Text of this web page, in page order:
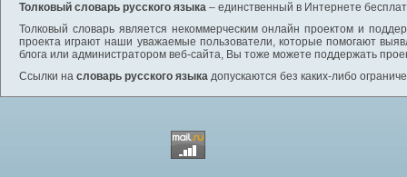
Толковый словарь русского языка – единственный в Интернете
Толковый словарь является некоммерческим онлайн проектом и
проекта играют наши уважаемые пользователи, которые помогают
блога или администратором веб-сайта, Вы тоже можете поддержать
Ссылки на словарь русского языка допускаются без каких-либо